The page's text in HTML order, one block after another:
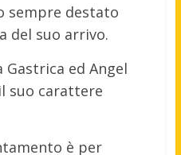
sempre destato
del suo arrivo.
Gastrica ed Angel
suo carattere
è per